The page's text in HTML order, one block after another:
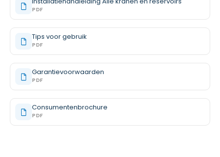
PDF
Tips voor gebruik
PDF
Garantievoorwaarden
PDF
Consumentenbrochure
PDF